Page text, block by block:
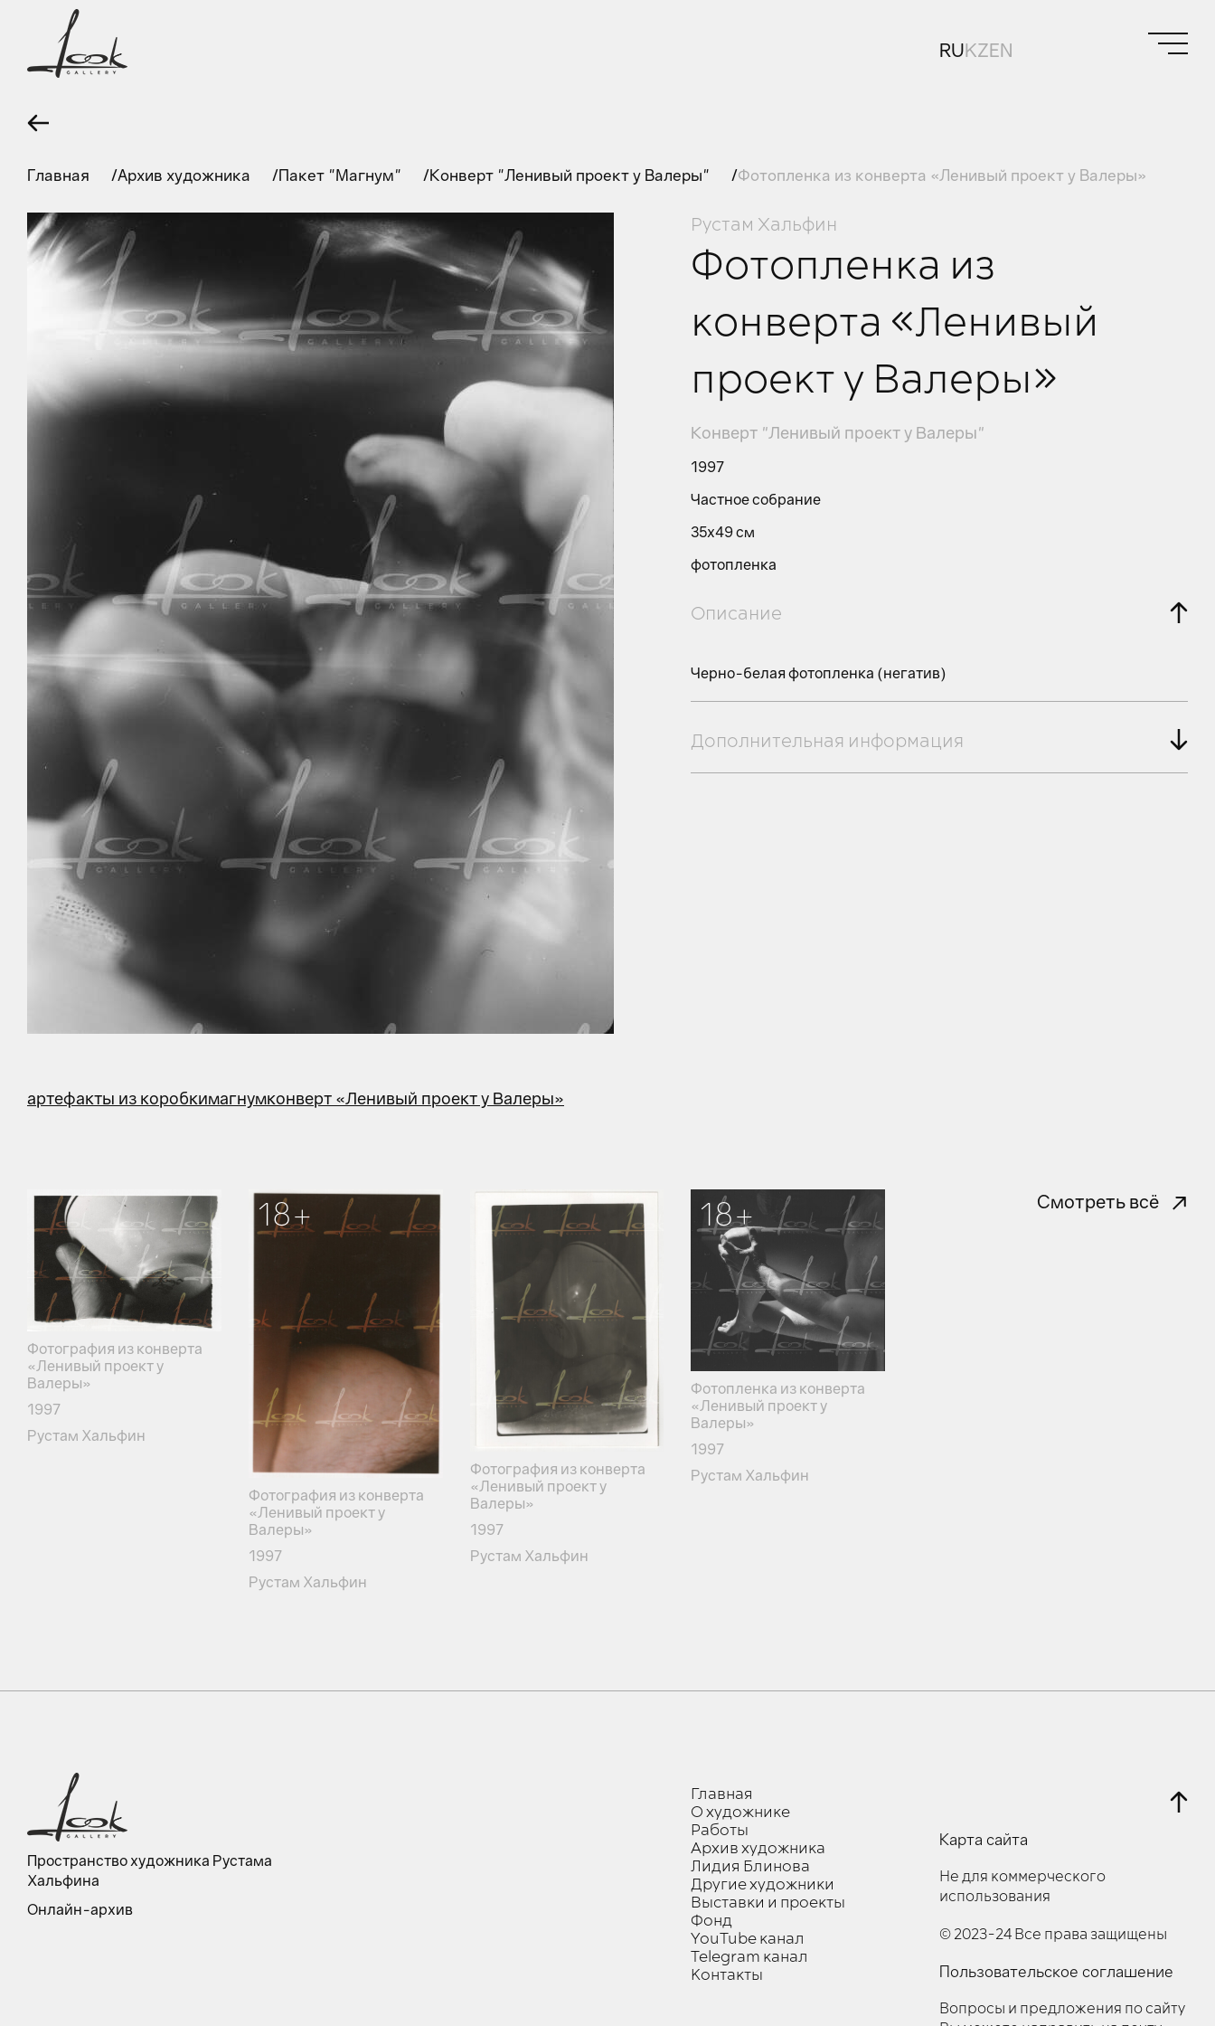
RUKZEN
Главная Архив художника Пакет "Магнум" Конверт "Ленивый проект у Валеры" Фотопленка из конверта «Ленивый проект у Валеры»
Рустам Хальфин
Фотопленка из
конверта «Ленивый
проект у Валеры»
Конверт "Ленивый проект у Валеры"
1997
Частное собрание
35х49 см
фотопленка
Описание
Черно-белая фотопленка (негатив)
Дополнительная информация
артефакты из коробкимагнумконверт «Ленивый проект у Валеры»
Фотография из конверта
«Ленивый проект у
Валеры»
1997
Рустам Хальфин
18+
Фотография из конверта
«Ленивый проект у
Валеры»
1997
Рустам Хальфин
Фотография из конверта
«Ленивый проект у
Валеры»
1997
Рустам Хальфин
18+
Фотопленка из конверта
«Ленивый проект у
Валеры»
1997
Рустам Хальфин
Смотреть всё
Пространство художника Рустама
Хальфина
Онлайн-архив
Главная
О художнике
Работы
Архив художника
Лидия Блинова
Другие художники
Выставки и проекты
Фонд
YouTube канал
Telegram канал
Контакты
Карта сайта
Не для коммерческого
использования
© 2023-24 Все права защищены
Пользовательское соглашение
Вопросы и предложения по сайту